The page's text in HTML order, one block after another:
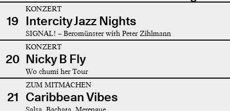
19
KONZERT
Intercity Jazz Nights
SIGNAL! – Beromünster with Peter Zihlmann
20
KONZERT
Nicky B Fly
Wo chumi her Tour
21
ZUM MITMACHEN
Caribbean Vibes